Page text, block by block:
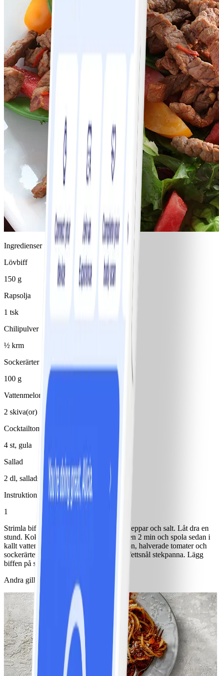
Ingredienser
Lövbiff
150 g
Rapsolja
1 tsk
Chilipulver
½ krm
Sockerärter
100 g
Vattenmelon
2 skiva(or)
Cocktailtomater
4 st, gula
Sallad
2 dl, salladsmix
Instruktioner
1
Strimla biffen och blanda med olja, chilipeppar och salt. Låt dra en
stund. Koka sockerärterna i lättsaltat vatten 2 min och spola sedan i
kallt vatten. Lägg upp sallad, tärnad melon, halverade tomater och
sockerärter på en tallrik. Stek biffen i en fettsnål stekpanna. Lägg
biffen på salladen och servera.
Andra gillade också